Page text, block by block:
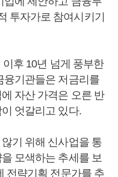
투자가로 참여시키기
후 10년 넘게 풍부한
융기관들은 저금리를
자산 가격은 오른 반
엇갈리고 있다.
기 위해 신사업을 통
모색하는 추세를 보
전략기획 전문가를 추